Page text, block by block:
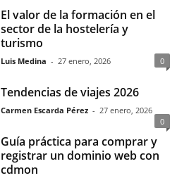
El valor de la formación en el
sector de la hostelería y
turismo
Luis Medina - 27 enero, 2026 0
Tendencias de viajes 2026
Carmen Escarda Pérez - 27 enero, 2026
0
Guía práctica para comprar y
registrar un dominio web con
cdmon